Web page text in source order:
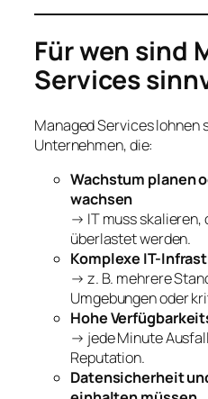
Für wen sind
Services
Managed Services lohnen
Unternehmen, die:
Wachstum planen
wachsen
→ IT muss skalieren,
überlastet werden.
Komplexe IT-
→ z. B. mehrere
Umgebungen oder
Hohe
→ jede Minute
Reputation.
Datensicherheit